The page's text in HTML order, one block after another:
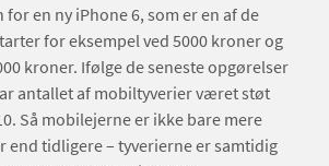
for en ny iPhone 6, som er en af de
for eksempel ved 5000 kroner og
kroner. Ifølge de seneste opgørelser
antallet af mobiltyverier været støt
Så mobilejerne er ikke bare mere
end tidligere – tyverierne er samtidig